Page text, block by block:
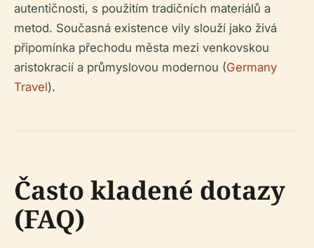
autentičnosti, s použitím tradičních materiálů a
metod. Současná existence vily slouží jako živá
připomínka přechodu města mezi venkovskou
aristokracií a průmyslovou modernou (Germany
Travel).
Často kladené dotazy
(FAQ)